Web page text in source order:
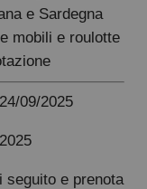
e Sardegna
mobili e roulotte
09/2025
seguito e prenota